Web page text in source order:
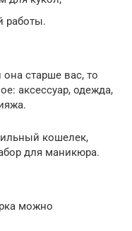
работы.
старше вас, то
аксессуар, одежда,
кошелек,
для маникюра.
можно